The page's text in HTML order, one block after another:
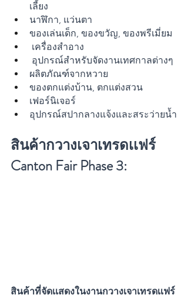
เลี้ยง
นาฬิกา, แว่นตา
ของเล่นเด็ก, ของขวัญ, ของพรีเมี่ยม
เครื่องสำอาง
อุปกรณ์สำหรับจัดงานเทศกาลต่างๆ
ผลิตภัณฑ์จากหวาย
ของตกแต่งบ้าน, ตกแต่งสวน
เฟอร์นิเจอร์
อุปกรณ์สปากลางแจ้งและสระว่ายน้ำ
สินค้ากวางเจาเทรดเเฟร์
Canton Fair Phase 3:
สินค้าที่จัดเเสดงในงานกวางเจาเทรดเเฟร์